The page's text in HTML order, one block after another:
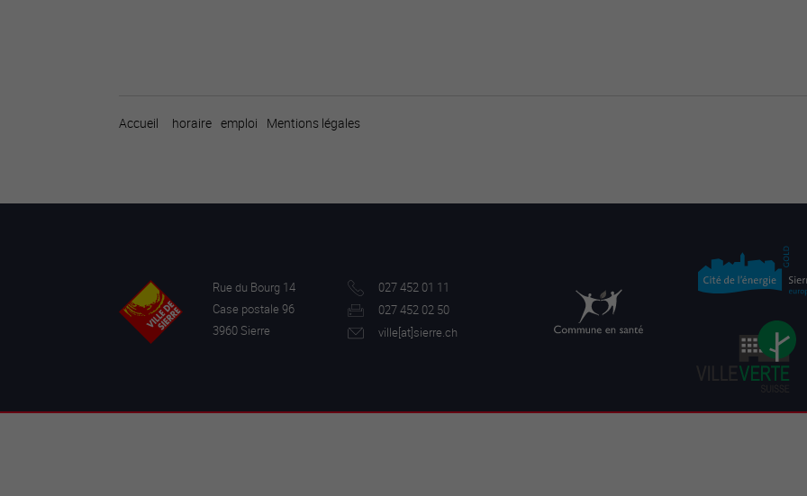
Accueil horaire emploi Mentions légales
Rue du Bourg 14
Case postale 96
3960 Sierre
027 452 01 11
027 452 02 50
ville[at]sierre.ch